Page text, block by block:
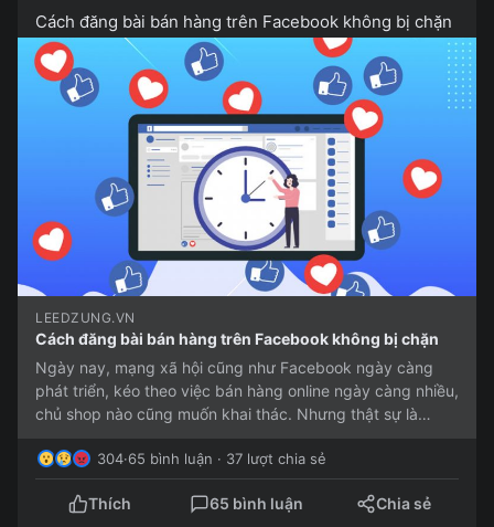
Cách đăng bài bán hàng trên Facebook không bị chặn
LEEDZUNG.VN
Cách đăng bài bán hàng trên Facebook không bị chặn
Ngày nay, mạng xã hội cũng như Facebook ngày càng
phát triển, kéo theo việc bán hàng online ngày càng nhiều,
chủ shop nào cũng muốn khai thác. Nhưng thật sự là
304·65 bình luận · 37 lượt chia sẻ
Thích 65 bình luận Chia sẻ